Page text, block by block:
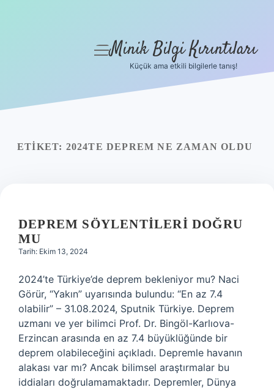
Yasal Uyarı
menüyü
Minik Bilgi Kırıntıları
Küçük ama etkili bilgilerle tanış!
ETIKET: 2024TE DEPREM NE ZAMAN OLDU
DEPREM SÖYLENTILERI DOĞRU
MU
Tarih: Ekim 13, 2024
2024’te Türkiye’de deprem bekleniyor mu? Naci
Görür, “Yakın” uyarısında bulundu: “En az 7.4
olabilir” – 31.08.2024, Sputnik Türkiye. Deprem
uzmanı ve yer bilimci Prof. Dr. Bingöl-Karlıova-
Erzincan arasında en az 7.4 büyüklüğünde bir
deprem olabileceğini açıkladı. Depremle havanın
alakası var mı? Ancak bilimsel araştırmalar bu
iddiaları doğrulamamaktadır. Depremler, Dünya